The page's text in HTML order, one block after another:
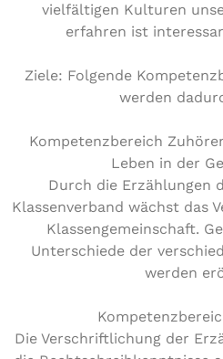
vielfältigen Kulturen
erfahren ist
Ziele: Folgende
werden
Kompetenzbereich
Leben in der
Durch die Erzählungen
Klassenverband wächst das
Klassengemeinschaft.
Unterschiede der
werden
Die Verschriftlichung der